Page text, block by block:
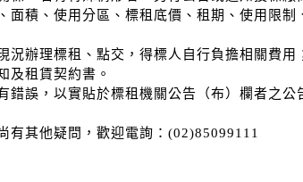
面積、使用分區、標租底價、租期、使用限
況辦理標租、點交，得標人自行負擔相關費用
及租賃契約書。
錯誤，以實貼於標租機關公告（布）欄者之
有其他疑問，歡迎電詢：(02)85099111